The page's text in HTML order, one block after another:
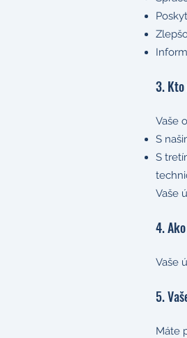
3.
Vaše
S
S
Vaše
4.
Vaše
5.
Máte